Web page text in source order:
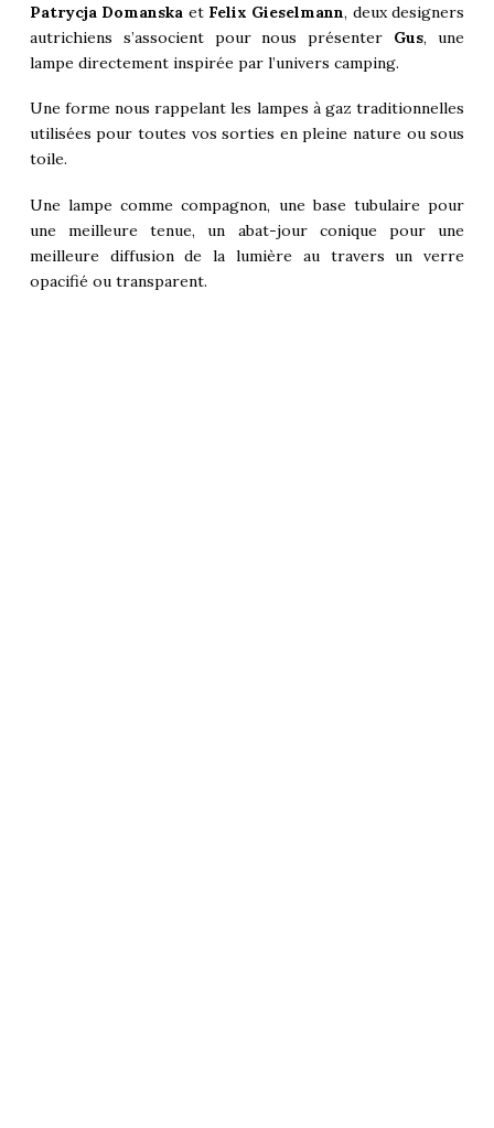
Patrycja Domanska et Felix Gieselmann, deux designers
autrichiens s’associent pour nous présenter Gus, une
lampe directement inspirée par l’univers camping.
Une forme nous rappelant les lampes à gaz traditionnelles
utilisées pour toutes vos sorties en pleine nature ou sous
toile.
Une lampe comme compagnon, une base tubulaire pour
une meilleure tenue, un abat-jour conique pour une
meilleure diffusion de la lumière au travers un verre
opacifié ou transparent.